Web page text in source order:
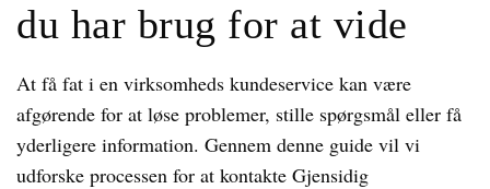
du har brug for at vide
At få fat i en virksomheds kundeservice kan være
afgørende for at løse problemer, stille spørgsmål eller få
yderligere information. Gennem denne guide vil vi
udforske processen for at kontakte Gjensidig